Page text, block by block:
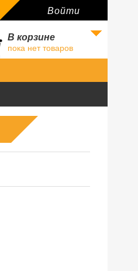
Войти
В корзине
пока нет товаров